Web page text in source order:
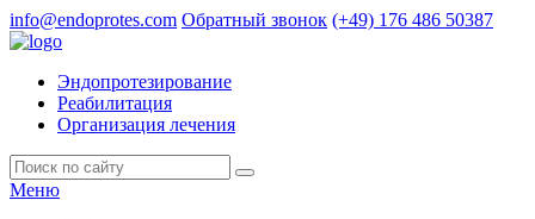
info@endoprotes.com Обратный звонок (+49) 176 486 50387
Эндопротезирование
Реабилитация
Организация лечения
Меню